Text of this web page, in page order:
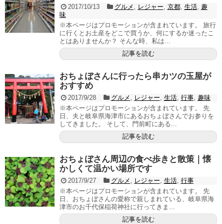
2017/10/13 グルメ レジャー 京都, 生活, 趣
味
※本ページはプロモーションが含まれています。 旅行
に行くとお土産をどこで買うか、何にするか迷ったこ
とはありませんか？ そんな時、私は...
記事を読む
おちょぼさんに行ったら串カツの玉屋が
おすすめ
2017/9/28 グルメ レジャー 生活, 行事, 趣味
※本ページはプロモーションが含まれています。 先
日、夫と岐阜県海津市にあるおちょぼさんでお参りを
してきました。 そして、門前町にある...
記事を読む
おちょぼさん周辺の食べ歩きと散策｜懐
かしくて温かい場所です
2017/9/27 グルメ レジャー 生活, 行事
※本ページはプロモーションが含まれています。 先
日、おちょぼさんの愛称で親しまれている、岐阜県海
津市のお千代保稲荷神社に行ってきま...
記事を読む